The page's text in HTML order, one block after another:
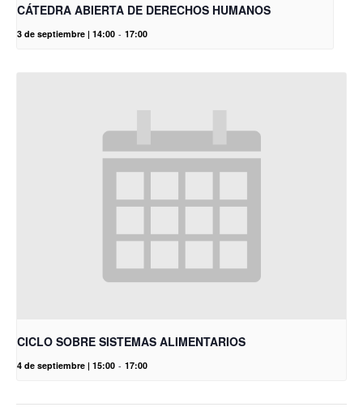
CÁTEDRA ABIERTA DE DERECHOS HUMANOS
3 de septiembre | 14:00 - 17:00
CICLO SOBRE SISTEMAS ALIMENTARIOS
4 de septiembre | 15:00 - 17:00